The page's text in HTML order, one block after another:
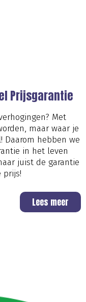
Prijsgarantie
Met
maar waar je
Daarom hebben we
in het leven
juist de garantie
prijs!
Lees meer